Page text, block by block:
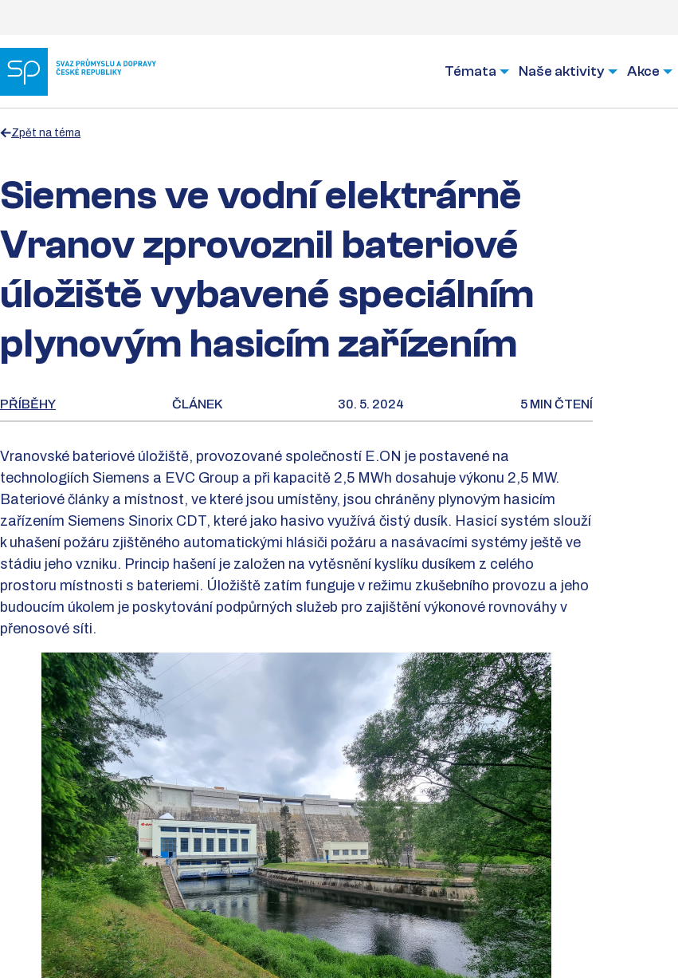
Témata Naše aktivity Akce
Zpět na téma
Siemens ve vodní elektrárně
Vranov zprovoznil bateriové
úložiště vybavené speciálním
plynovým hasicím zařízením
PŘÍBĚHY ČLÁNEK 30. 5. 2024 5 MIN ČTENÍ
Vranovské bateriové úložiště, provozované společností E.ON je postavené na
technologiích Siemens a EVC Group a při kapacitě 2,5 MWh dosahuje výkonu 2,5 MW.
Bateriové články a místnost, ve které jsou umístěny, jsou chráněny plynovým hasicím
zařízením Siemens Sinorix CDT, které jako hasivo využívá čistý dusík. Hasicí systém slouží
k uhašení požáru zjištěného automatickými hlásiči požáru a nasávacími systémy ještě ve
stádiu jeho vzniku. Princip hašení je založen na vytěsnění kyslíku dusíkem z celého
prostoru místnosti s bateriemi. Úložiště zatím funguje v režimu zkušebního provozu a jeho
budoucím úkolem je poskytování podpůrných služeb pro zajištění výkonové rovnováhy v
přenosové síti.